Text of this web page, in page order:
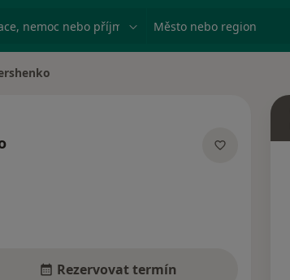
nemoc nebo příjmení Město nebo region
Rezervovat termín